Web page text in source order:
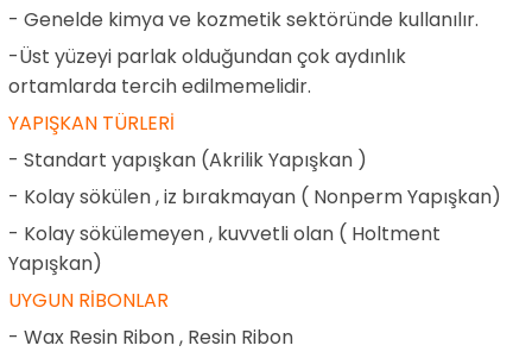
- Genelde kimya ve kozmetik sektöründe kullanılır.
-Üst yüzeyi parlak olduğundan çok aydınlık
ortamlarda tercih edilmemelidir.
YAPIŞKAN TÜRLERİ
- Standart yapışkan (Akrilik Yapışkan )
- Kolay sökülen , iz bırakmayan ( Nonperm Yapışkan)
- Kolay sökülemeyen , kuvvetli olan ( Holtment
Yapışkan)
UYGUN RİBONLAR
- Wax Resin Ribon , Resin Ribon